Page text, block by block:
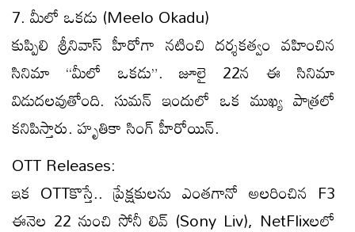
7. మీలో ఒకడు (Meelo Okadu)
కుప్పిలి శ్రీనివాస్ హీరోగా నటించి దర్శకత్వం వహించిన
సినిమా “మీలో ఒకడు”. జూలై 22న ఈ సినిమా
విడుదలవుతోంది. సుమన్ ఇందులో ఒక ముఖ్య పాత్రలో
కనిపిస్తారు. హృతికా సింగ్ హీరోయిన్.
OTT Releases:
ఇక OTTకొస్తే.. ప్రేక్షకులను ఎంతగానో అలరించిన F3
ఈనెల 22 నుంచి సోనీ లివ్ (Sony Liv), NetFlixలలో